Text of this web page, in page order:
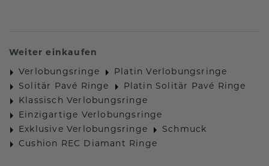
Weiter einkaufen
Verlobungsringe
Platin Verlobungsringe
Solitär Pavé Ringe
Platin Solitär Pavé Ringe
Klassisch Verlobungsringe
Einzigartige Verlobungsringe
Exklusive Verlobungsringe
Schmuck
Cushion REC Diamant Ringe